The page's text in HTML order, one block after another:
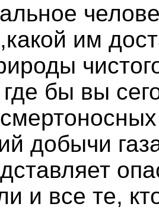
им
бы вы
добычи
и все те,